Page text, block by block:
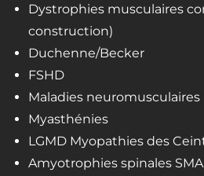
Dystrophies musculaires
construction)
Duchenne/Becker
FSHD
Maladies
Myasthénies
LGMD Myopathies des
Amyotrophies spinales SMA